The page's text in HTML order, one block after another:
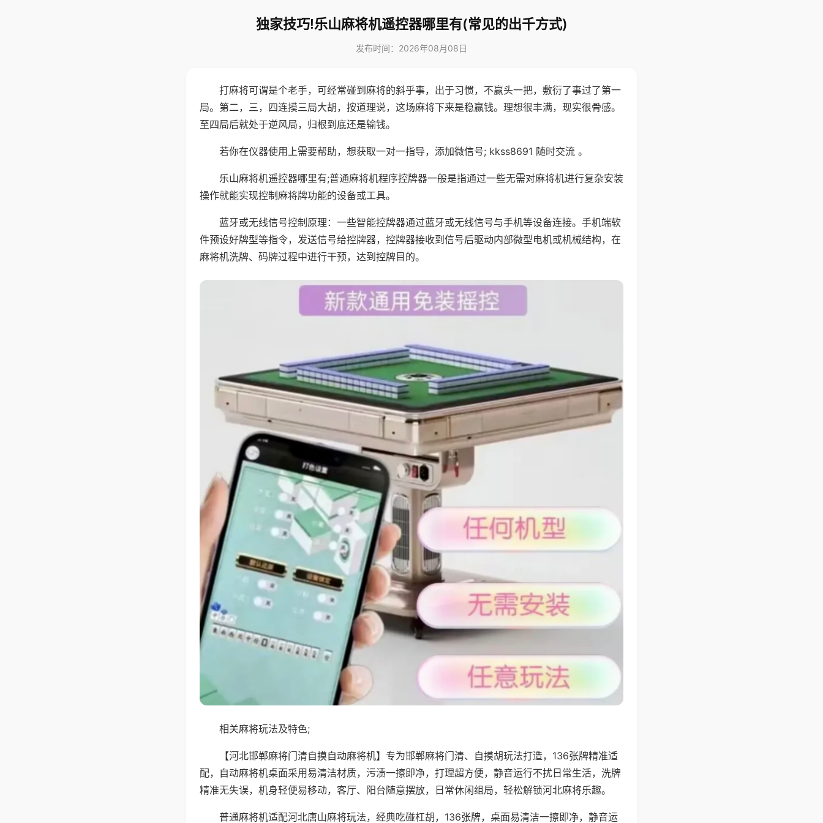
独家技巧!乐山麻将机遥控器哪里有(常见的出千方式)
发布时间：2026年08月08日
打麻将可谓是个老手，可经常碰到麻将的斜乎事，出于习惯，不赢头一把，敷衍了事过了第一
局。第二，三，四连摸三局大胡，按道理说，这场麻将下来是稳赢钱。理想很丰满，现实很骨感。
至四局后就处于逆风局，归根到底还是输钱。
若你在仪器使用上需要帮助，想获取一对一指导，添加微信号; kkss8691 随时交流 。
乐山麻将机遥控器哪里有;普通麻将机程序控牌器一般是指通过一些无需对麻将机进行复杂安装
操作就能实现控制麻将牌功能的设备或工具。
蓝牙或无线信号控制原理：一些智能控牌器通过蓝牙或无线信号与手机等设备连接。手机端软
件预设好牌型等指令，发送信号给控牌器，控牌器接收到信号后驱动内部微型电机或机械结构，在
麻将机洗牌、码牌过程中进行干预，达到控牌目的。
相关麻将玩法及特色;
【河北邯郸麻将门清自摸自动麻将机】专为邯郸麻将门清、自摸胡玩法打造，136张牌精准适
配，自动麻将机桌面采用易清洁材质，污渍一擦即净，打理超方便，静音运行不扰日常生活，洗牌
精准无失误，机身轻便易移动，客厅、阳台随意摆放，日常休闲组局，轻松解锁河北麻将乐趣。
普通麻将机适配河北唐山麻将玩法，经典吃碰杠胡，136张牌，桌面易清洁一擦即净，静音运